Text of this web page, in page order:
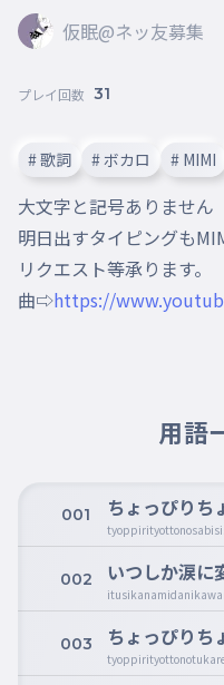
仮眠@ネッ友募集
プレイ回数 31
# 歌詞 # ボカロ # MIMI
大文字と記号ありません
明日出すタイピングも
リクエスト等承ります。
曲⇨https://
用語
001 ちょっぴりち
002 いつしか涙に
003 ちょっぴりち